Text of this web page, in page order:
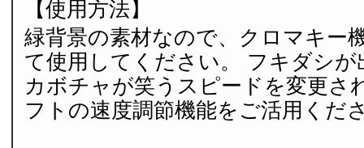
【使用方法】
緑背景の素材なので、クロマキー
て使用してください。 フキダシ
カボチャが笑うスピードを変更さ
フトの速度調節機能をご活用くだ